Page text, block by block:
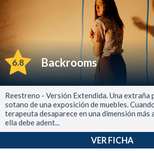
6.8 Backrooms
Reestreno - Versión Extendida. Una extraña
sotano de una exposición de muebles.
terapeuta desaparece en una dimensión más
ella debe adent...
VER FICHA